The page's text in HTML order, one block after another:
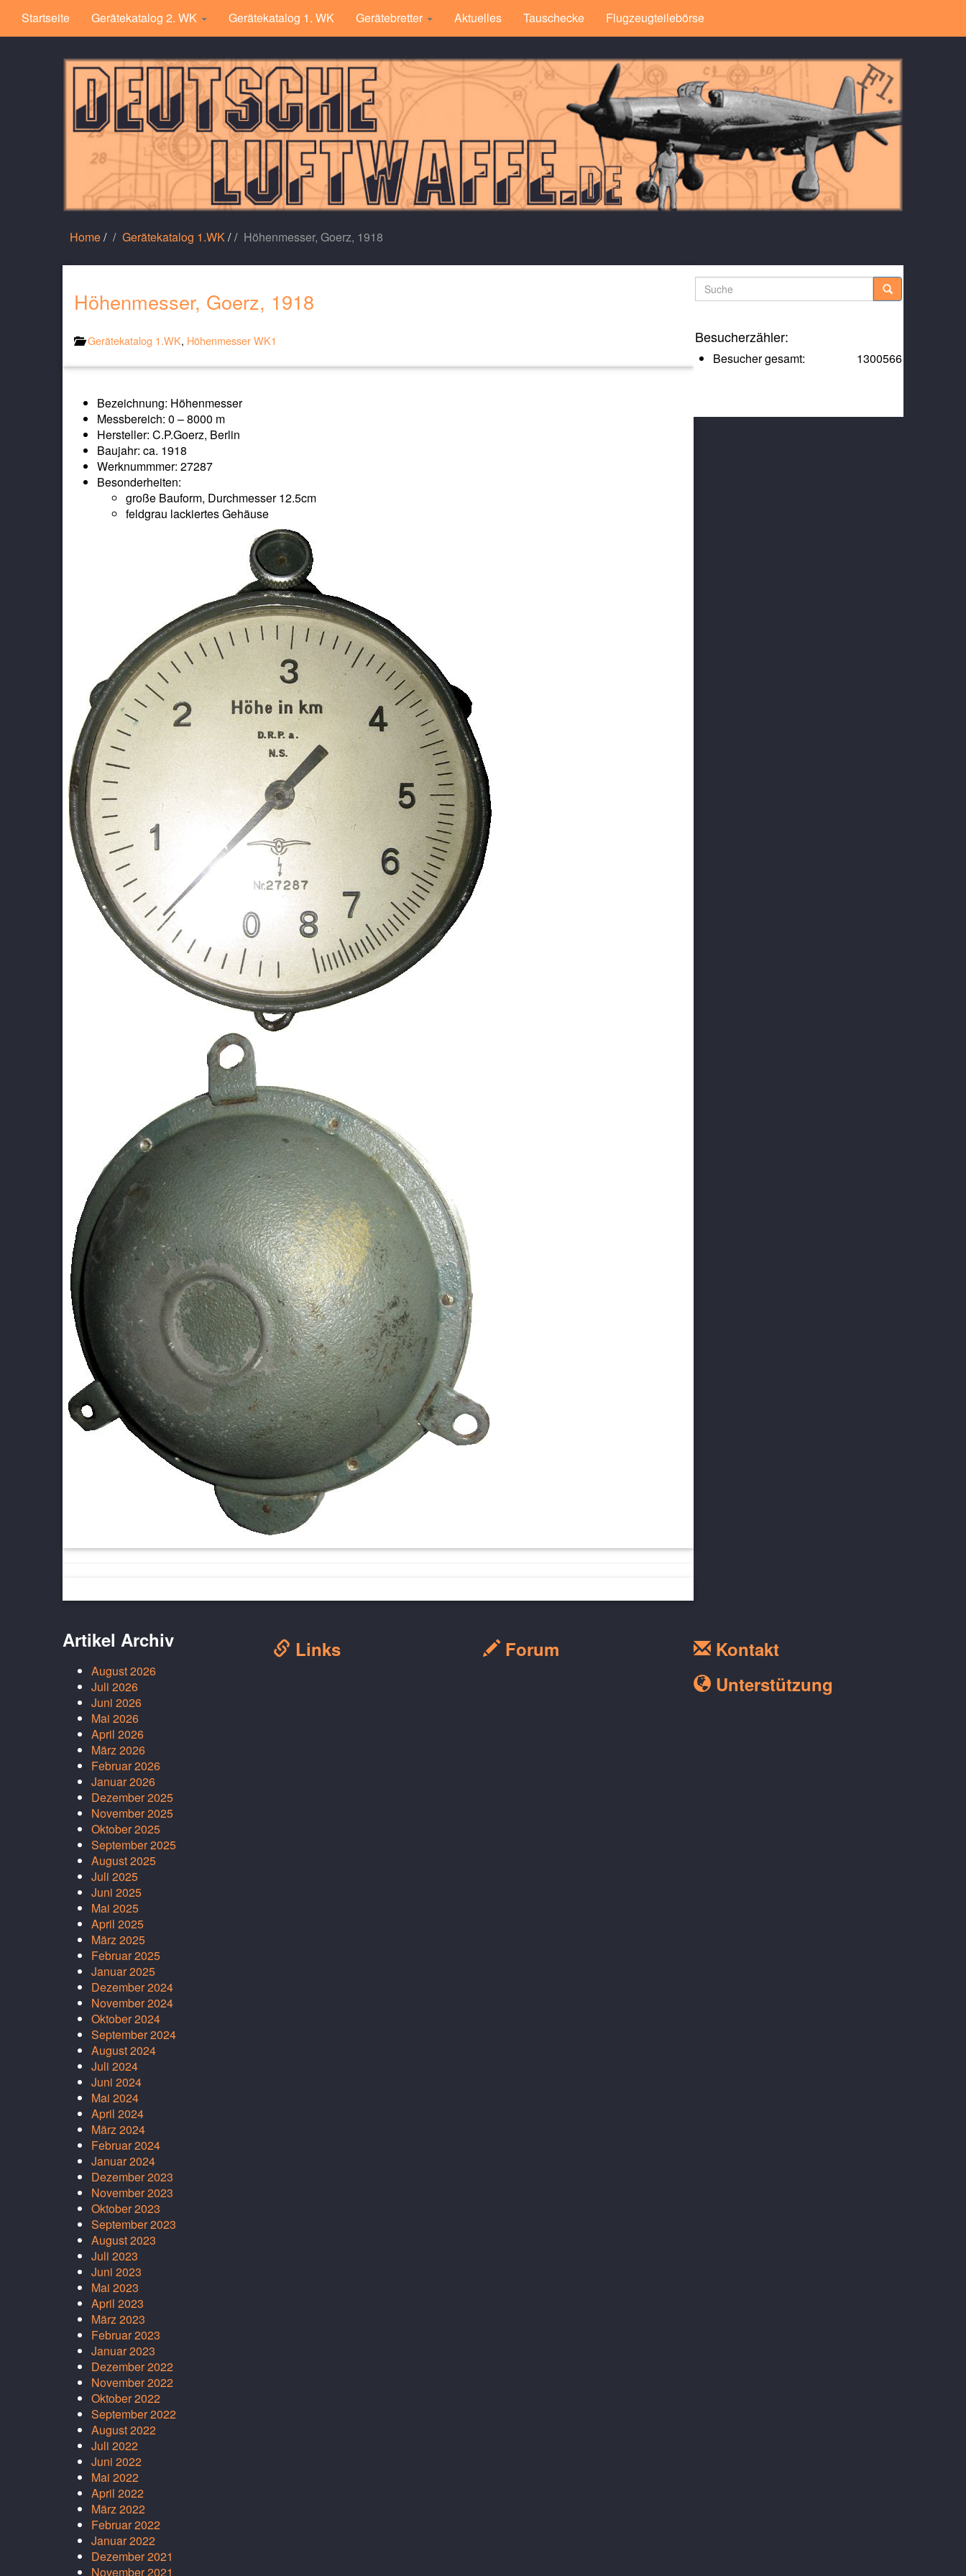
Startseite Gerätekatalog 2. WK Gerätekatalog 1. WK Gerätebretter Aktuelles Tauschecke Flugzeugteilebörse
Home/ Gerätekatalog 1.WK / Höhenmesser, Goerz, 1918
Höhenmesser, Goerz, 1918
Gerätekatalog 1.WK, Höhenmesser WK1
Bezeichnung: Höhenmesser
Messbereich: 0 – 8000 m
Hersteller: C.P.Goerz, Berlin
Baujahr: ca. 1918
Werknummmer: 27287
Besonderheiten:
große Bauform, Durchmesser 12.5cm
feldgrau lackiertes Gehäuse
Suche
Besucherzähler:
1300566
Besucher gesamt:
Artikel Archiv
August 2026
Juli 2026
Juni 2026
Mai 2026
April 2026
März 2026
Februar 2026
Januar 2026
Dezember 2025
November 2025
Oktober 2025
September 2025
August 2025
Juli 2025
Juni 2025
Mai 2025
April 2025
März 2025
Februar 2025
Januar 2025
Dezember 2024
November 2024
Oktober 2024
September 2024
August 2024
Juli 2024
Juni 2024
Mai 2024
April 2024
März 2024
Februar 2024
Januar 2024
Dezember 2023
November 2023
Oktober 2023
September 2023
August 2023
Juli 2023
Juni 2023
Mai 2023
April 2023
März 2023
Februar 2023
Januar 2023
Dezember 2022
November 2022
Oktober 2022
September 2022
August 2022
Juli 2022
Juni 2022
Mai 2022
April 2022
März 2022
Februar 2022
Januar 2022
Dezember 2021
November 2021
Links Forum
Kontakt
Unterstützung